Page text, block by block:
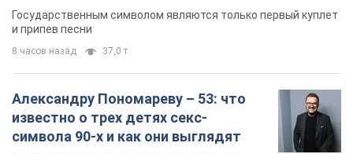
Государственным символом являются только первый куплет
и припев песни
8 часов назад 37,0 т.
Александру Пономареву – 53: что
известно о трех детях секс-
символа 90-х и как они выглядят